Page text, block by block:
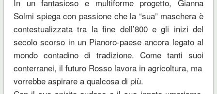
In un fantasioso e multiforme progetto, Gianna
Solmi spiega con passione che la “sua” maschera è
contestualizzata tra la fine dell’800 e gli inizi del
secolo scorso in un Pianoro-paese ancora legato al
mondo contadino di tradizione. Come tanti suoi
conterranei, il futuro Rosso lavora in agricoltura, ma
vorrebbe aspirare a qualcosa di più.